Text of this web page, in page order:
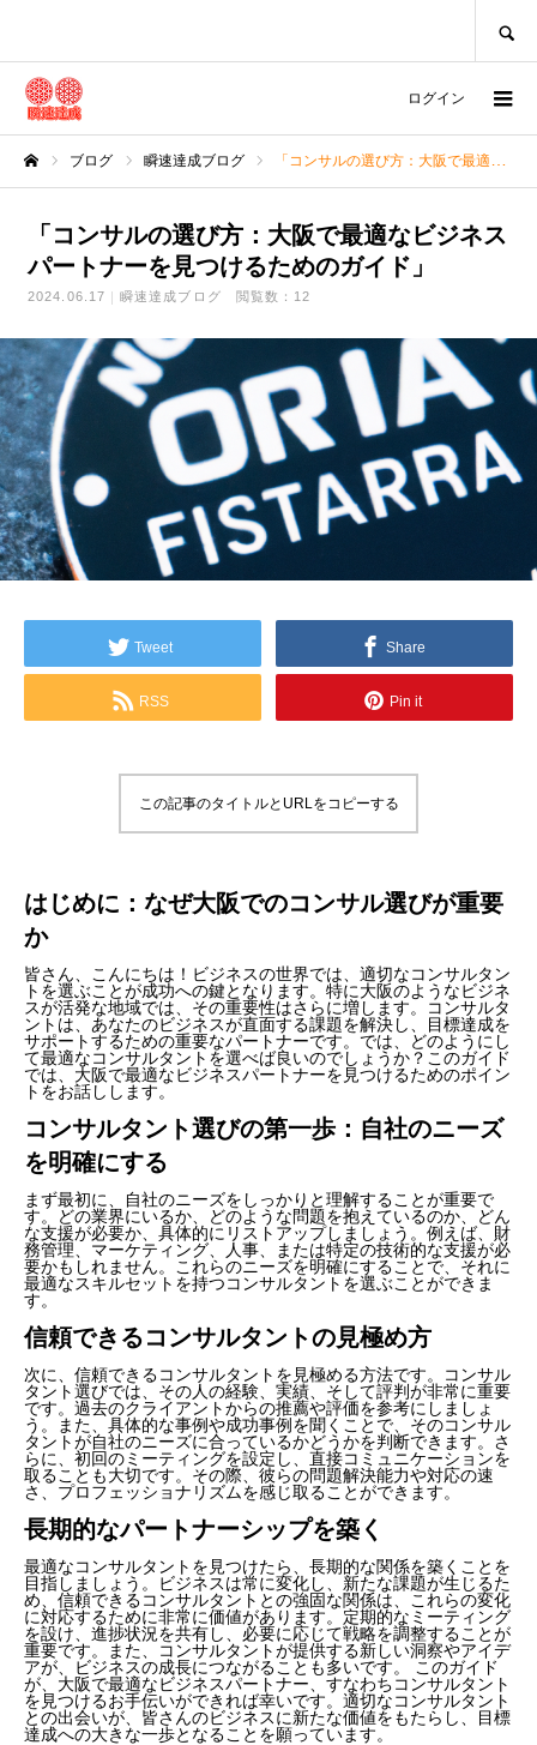
ログイン
ブログ 瞬速達成ブログ 「コンサルの選び方：大阪で最適なビジネスパートナーを見つけるためのガイド」
「コンサルの選び方：大阪で最適なビジネス
パートナーを見つけるためのガイド」
2024.06.17 瞬速達成ブログ 閲覧数：12
Tweet Share
RSS Pin it
この記事のタイトルとURLをコピーする
はじめに：なぜ大阪でのコンサル選びが重要
か
皆さん、こんにちは！ビジネスの世界では、適切なコンサルタン
トを選ぶことが成功への鍵となります。特に大阪のようなビジネ
スが活発な地域では、その重要性はさらに増します。コンサルタ
ントは、あなたのビジネスが直面する課題を解決し、目標達成を
サポートするための重要なパートナーです。では、どのようにし
て最適なコンサルタントを選べば良いのでしょうか？このガイド
では、大阪で最適なビジネスパートナーを見つけるためのポイン
トをお話しします。
コンサルタント選びの第一歩：自社のニーズ
を明確にする
まず最初に、自社のニーズをしっかりと理解することが重要で
す。どの業界にいるか、どのような問題を抱えているのか、どん
な支援が必要か、具体的にリストアップしましょう。例えば、財
務管理、マーケティング、人事、または特定の技術的な支援が必
要かもしれません。これらのニーズを明確にすることで、それに
最適なスキルセットを持つコンサルタントを選ぶことができま
す。
信頼できるコンサルタントの見極め方
次に、信頼できるコンサルタントを見極める方法です。コンサル
タント選びでは、その人の経験、実績、そして評判が非常に重要
です。過去のクライアントからの推薦や評価を参考にしましょ
う。また、具体的な事例や成功事例を聞くことで、そのコンサル
タントが自社のニーズに合っているかどうかを判断できます。さ
らに、初回のミーティングを設定し、直接コミュニケーションを
取ることも大切です。その際、彼らの問題解決能力や対応の速
さ、プロフェッショナリズムを感じ取ることができます。
長期的なパートナーシップを築く
最適なコンサルタントを見つけたら、長期的な関係を築くことを
目指しましょう。ビジネスは常に変化し、新たな課題が生じるた
め、信頼できるコンサルタントとの強固な関係は、これらの変化
に対応するために非常に価値があります。定期的なミーティング
を設け、進捗状況を共有し、必要に応じて戦略を調整することが
重要です。また、コンサルタントが提供する新しい洞察やアイデ
アが、ビジネスの成長につながることも多いです。 このガイド
が、大阪で最適なビジネスパートナー、すなわちコンサルタント
を見つけるお手伝いができれば幸いです。適切なコンサルタント
との出会いが、皆さんのビジネスに新たな価値をもたらし、目標
達成への大きな一歩となることを願っています。